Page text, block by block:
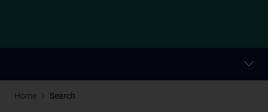
Home Search